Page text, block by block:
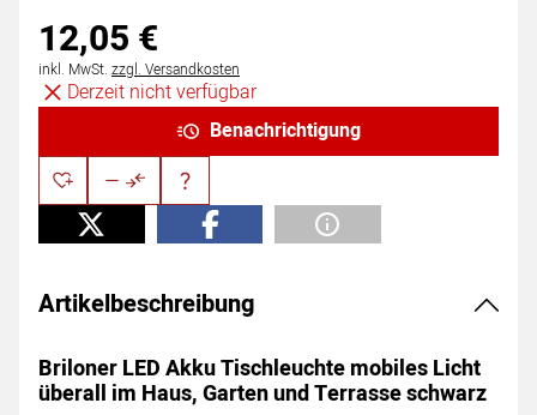
12,05 €
Steuerhinweis:
inkl. MwSt. zzgl. Versandkosten
Derzeit nicht verfügbar
Benachrichtigung
Artikelbeschreibung
Briloner LED Akku Tischleuchte mobiles Licht
überall im Haus, Garten und Terrasse schwarz